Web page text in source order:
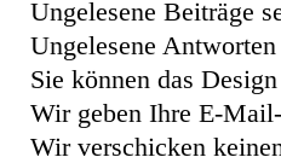
Ungelesene Beiträge
Ungelesene
Sie können das
Wir geben Ihre E-
Wir verschicken